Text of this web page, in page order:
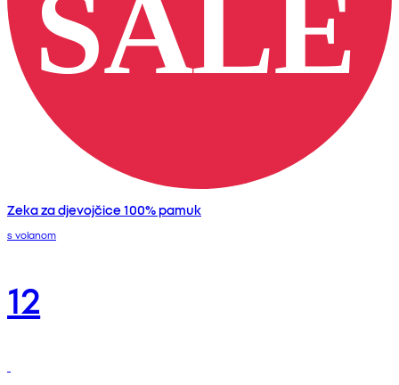
Zeka za djevojčice 100% pamuk
s volanom
12